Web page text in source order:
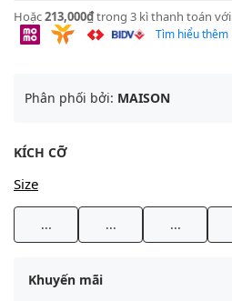
Hoặc213,000₫trong 3 kì thanh toán với
Tìm hiểu thêm
Phân phối bởi: MAISON
KÍCH CỠ
Size
... ... ...
Khuyến mãi